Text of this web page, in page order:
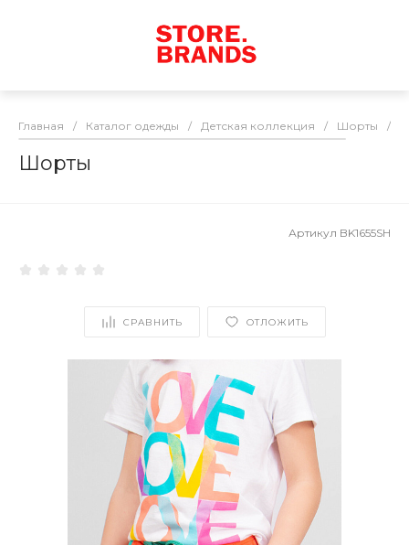
Главная / Каталог одежды / Детская коллекция / Шорты /
Шорты
Артикул BK1655SH
СРАВНИТЬ ОТЛОЖИТЬ